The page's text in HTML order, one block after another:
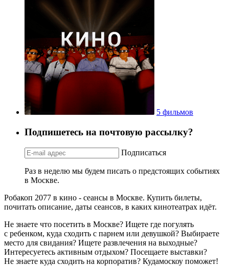
5 фильмов
Подпишетесь на почтовую рассылку?
Подписаться
Раз в неделю мы будем писать о предстоящих событиях
в Москве.
Робакоп 2077 в кино - сеансы в Москве. Купить билеты,
почитать описание, даты сеансов, в каких кинотеатрах идёт.
Не знаете что посетить в Москве? Ищете где погулять
с ребенком, куда сходить с парнем или девушкой? Выбираете
место для свидания? Ищете развлечения на выходные?
Интересуетесь активным отдыхом? Посещаете выставки?
Не знаете куда сходить на корпоратив? Кудамоскоу поможет!